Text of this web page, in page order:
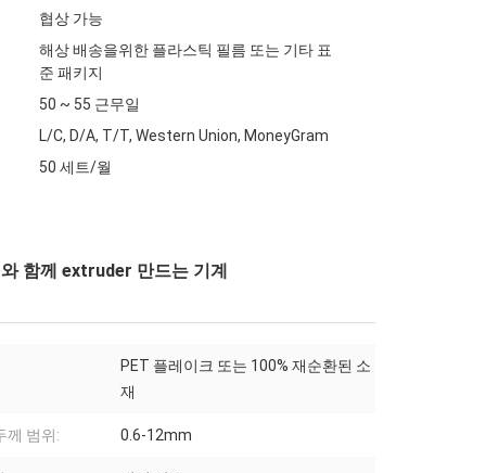
협상 가능
해상 배송을위한 플라스틱 필름 또는 기타 표
준 패키지
50 ~ 55 근무일
L/C, D/A, T/T, Western Union, MoneyGram
50 세트/월
함께 extruder 만드는 기계
PET 플레이크 또는 100% 재순환된 소
재
께 범위: 0.6-12mm